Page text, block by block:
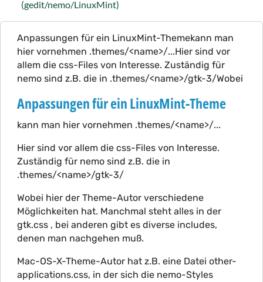
(gedit/nemo/LinuxMint)
Anpassungen für ein LinuxMint-Themekann man
hier vornehmen .themes/<name>/...Hier sind vor
allem die css-Files von Interesse. Zuständig für
nemo sind z.B. die in .themes/<name>/gtk-3/Wobei
Anpassungen für ein LinuxMint-Theme
kann man hier vornehmen .themes/<name>/...
Hier sind vor allem die css-Files von Interesse.
Zuständig für nemo sind z.B. die in
.themes/<name>/gtk-3/
Wobei hier der Theme-Autor verschiedene
Möglichkeiten hat. Manchmal steht alles in der
gtk.css , bei anderen gibt es diverse includes,
denen man nachgehen muß.
Mac-OS-X-Theme-Autor hat z.B. eine Datei other-
applications.css, in der sich die nemo-Styles